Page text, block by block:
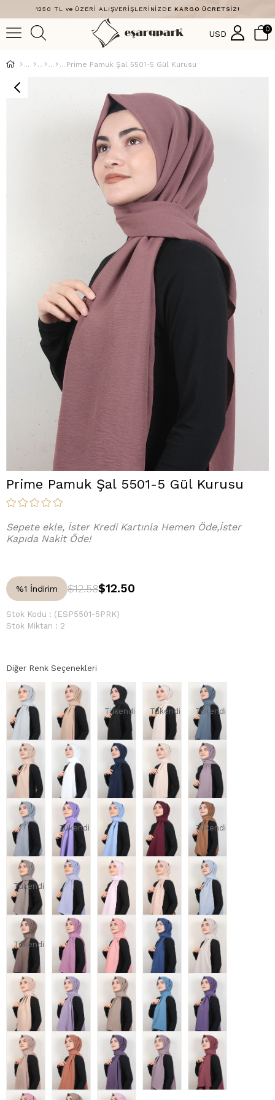
1250 TL ve ÜZERİ ALIŞVERİŞLERİNİZDE KARGO ÜCRETSİZ!
USD 0
Prime Pamuk Şal 5501-5 Gül Kurusu
Prime Pamuk Şal 5501-5 Gül Kurusu
Sepete ekle, İster Kredi Kartınla Hemen Öde,İster
Kapıda Nakit Öde!
%1 İndirim $12.58$12.50
Stok Kodu
(ESP5501-5PRK)
Stok Miktarı : 2
Diğer Renk Seçenekleri
Tükendi Tükendi Tükendi
Tükendi Tükendi
Tükendi
Tükendi